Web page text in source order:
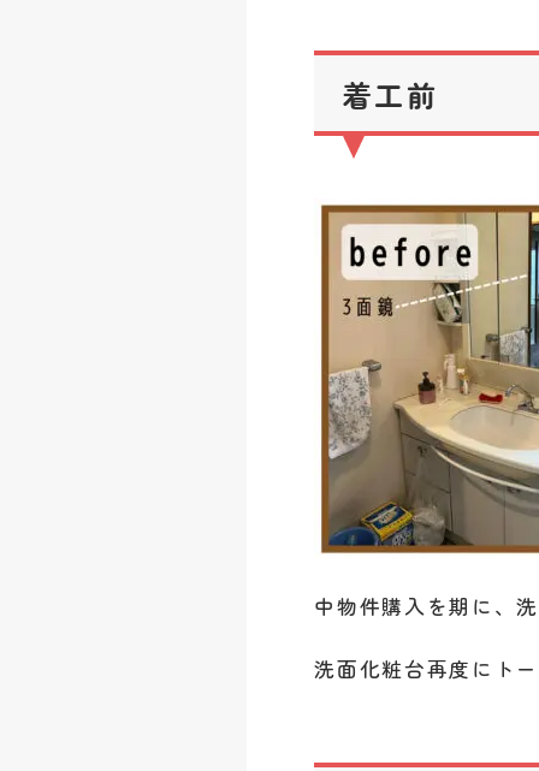
着工前
中物件購入を期に、
洗面化粧台再度にト